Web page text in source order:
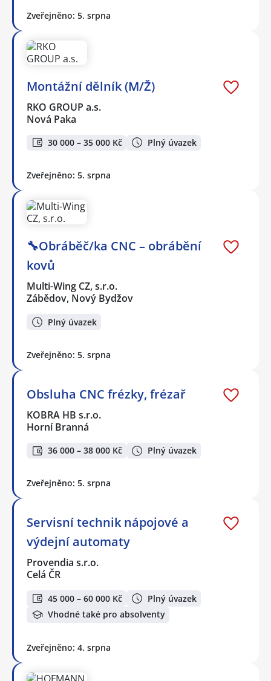
Zveřejněno: 5. srpna
Montážní dělník (M/Ž)
RKO GROUP a.s.
Nová Paka
30 000 – 35 000 Kč Plný úvazek
Zveřejněno: 5. srpna
🔧Obráběč/ka CNC – obrábění
kovů
Multi-Wing CZ, s.r.o.
Zábědov, Nový Bydžov
Plný úvazek
Zveřejněno: 5. srpna
Obsluha CNC frézky, frézař
KOBRA HB s.r.o.
Horní Branná
36 000 – 38 000 Kč Plný úvazek
Zveřejněno: 5. srpna
Servisní technik nápojové a
výdejní automaty
Provendia s.r.o.
Celá ČR
45 000 – 60 000 Kč
Plný úvazek
Vhodné také pro absolventy
Zveřejněno: 4. srpna